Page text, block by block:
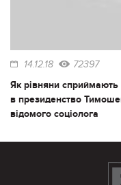
14.12.18 72397
Як рівняни сприймають
в президенство
відомого соціолога